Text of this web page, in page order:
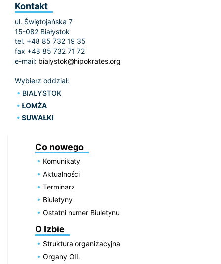
Kontakt
ul. Świętojańska 7
15-082 Białystok
tel. +48 85 732 19 35
fax +48 85 732 71 72
e-mail: bialystok@hipokrates.org
Wybierz oddział:
BIAŁYSTOK
ŁOMŻA
SUWAŁKI
Co nowego
Komunikaty
Aktualności
Terminarz
Biuletyny
Ostatni numer Biuletynu
O Izbie
Struktura organizacyjna
Organy OIL